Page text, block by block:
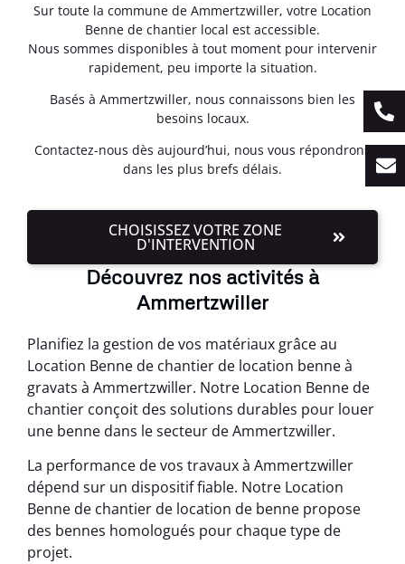
Sur toute la commune de Ammertzwiller, votre Location
Benne de chantier local est accessible.
Nous sommes disponibles à tout moment pour intervenir
rapidement, peu importe la situation.
Basés à Ammertzwiller, nous connaissons bien les
besoins locaux.
Contactez-nous dès aujourd’hui, nous vous répondrons
dans les plus brefs délais.
CHOISISSEZ VOTRE ZONE
D'INTERVENTION
Découvrez nos activités à
Ammertzwiller
Planifiez la gestion de vos matériaux grâce au
Location Benne de chantier de location benne à
gravats à Ammertzwiller. Notre Location Benne de
chantier conçoit des solutions durables pour louer
une benne dans le secteur de Ammertzwiller.
La performance de vos travaux à Ammertzwiller
dépend sur un dispositif fiable. Notre Location
Benne de chantier de location de benne propose
des bennes homologués pour chaque type de
projet.